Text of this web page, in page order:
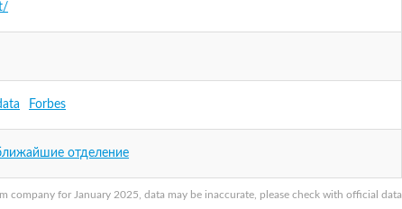
company for January 2025, data may be inaccurate, please check with official data
Forbes
отделение